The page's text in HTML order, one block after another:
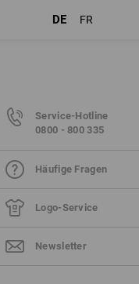
DE FR
Service-Hotline
0800 - 800 335
Häufige Fragen
Logo-Service
Newsletter